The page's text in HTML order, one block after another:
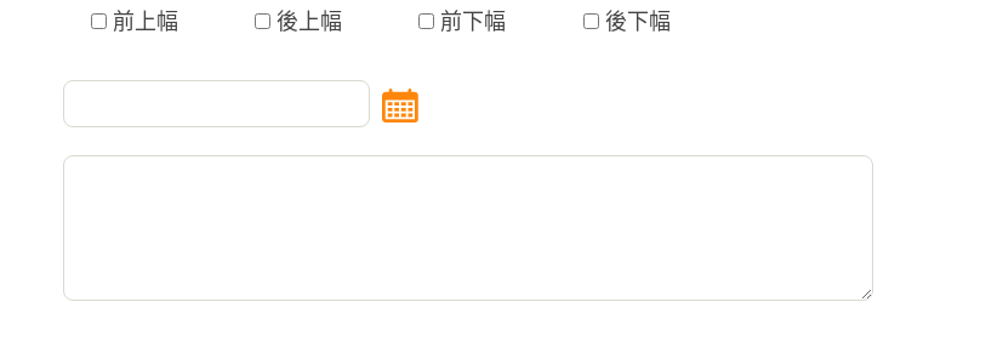
前上幅 後上幅 前下幅 後下幅